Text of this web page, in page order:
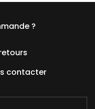
?
contacter